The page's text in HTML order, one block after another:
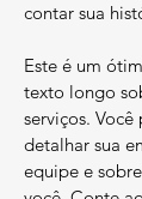
contar sua
Este é um
texto longo
serviços. Você
detalhar sua
equipe e